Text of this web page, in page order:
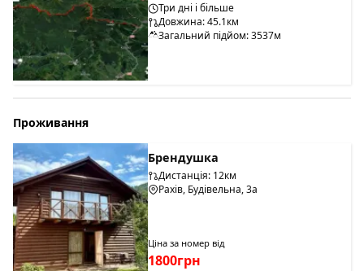
Три дні і більше
Довжина: 45.1км
Загальний підйом: 3537м
Проживання
Брендушка
Дистанція: 12км
Рахів, Будівельна, 3а
Ціна за номер від
1800грн